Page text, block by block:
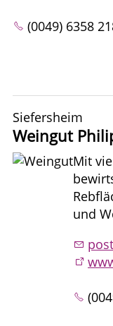
(0049) 6358
Siefersheim
Weingut
Mit
und